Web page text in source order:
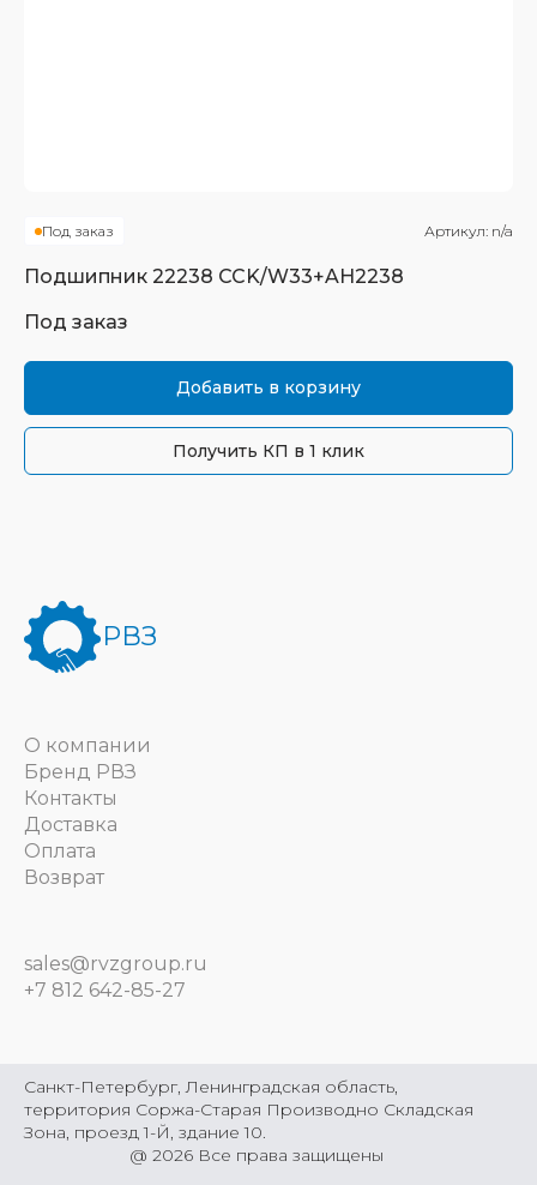
Под заказ Артикул: n/a
Подшипник 22238 CCK/W33+AH2238
Под заказ
Добавить в корзину
Получить КП в 1 клик
РВЗ
О компании
Бренд РВЗ
Контакты
Доставка
Оплата
Возврат
sales@rvzgroup.ru
+7 812 642-85-27
@ 2026 Все права защищены
Санкт-Петербург, Ленинградская область,
территория Соржа-Старая Производно Складская
Зона, проезд 1-Й, здание 10.